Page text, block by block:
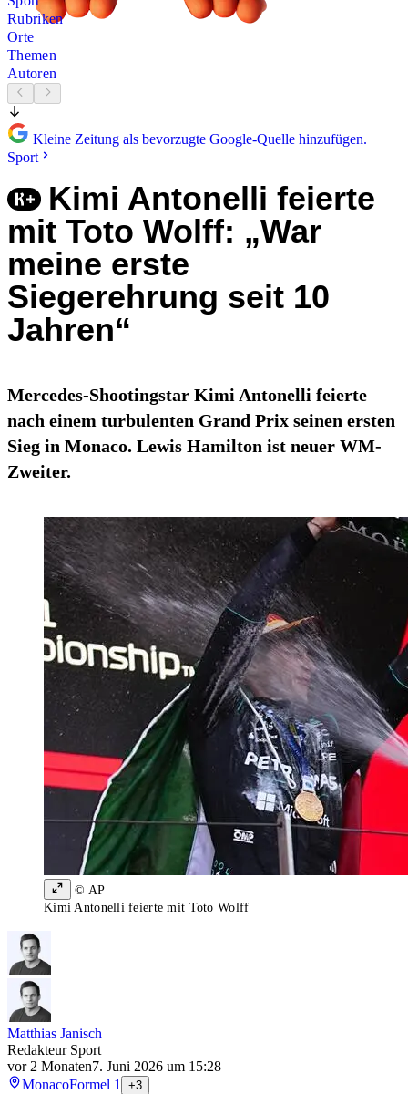
Rubriken
Orte
Themen
Autoren
Kleine Zeitung als bevorzugte Google-Quelle hinzufügen.
Sport
Kimi Antonelli feierte
mit Toto Wolff: „War
meine erste
Siegerehrung seit 10
Jahren“
Mercedes-Shootingstar Kimi Antonelli feierte
nach einem turbulenten Grand Prix seinen ersten
Sieg in Monaco. Lewis Hamilton ist neuer WM-
Zweiter.
© AP
Kimi Antonelli feierte mit Toto Wolff
Matthias Janisch
Redakteur Sport
vor 2 Monaten7. Juni 2026 um 15:28
MonacoFormel 1 +3